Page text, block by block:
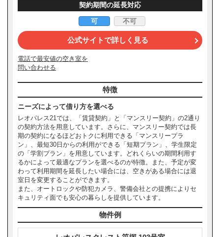
契約期間の延長対応
可 不可
公式サイトで詳しく見る
電話で最安値の空き室を
問い合わせる
特徴
ニーズによって借り方を選べる
レオパレス21では、「賃貸契約」と「マンスリー契約」の2通り
の契約方法を用意しています。さらに、マンスリー契約では長
期の契約になるほどおトクに利用できる「マンスリープラ
ン」、最短30日からの利用ができる「短期プラン」、学生限定
の「学割プラン」を用意しています。どれくらいの期間利用す
るかによって最適なプランを選べるのが特徴。また、予定が変
わって利用期間を延長したい場合には、空きがある場合には退
室日を変更することができます。
また、オートロックや防犯カメラ、警備会社との提携によりセ
キュリティ面でも安心の暮らしを提供しています。
物件例